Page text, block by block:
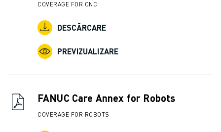
COVERAGE FOR CNC
DESCĂRCARE
PREVIZUALIZARE
FANUC Care Annex for Robots
COVERAGE FOR ROBOTS